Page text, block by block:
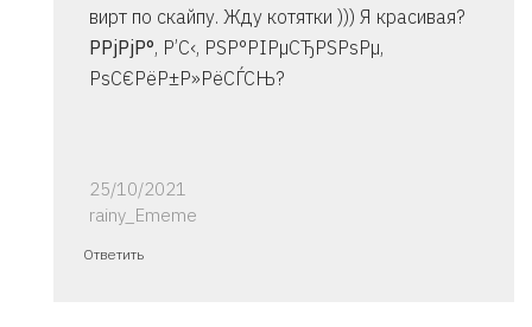
вирт по скайпу. Жду котятки ))) Я красивая?
Р­РјРјР°, Р’С‹, РЅР°РІРµСЂРЅРѕРµ,
РѕС€РёР±Р»РёСЃСЊ?
25/10/2021
rainy_Ememe
Ответ
Ответить